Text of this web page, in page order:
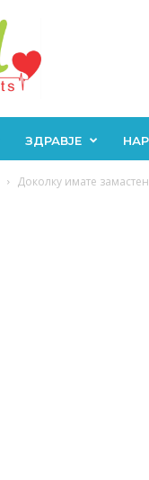
ЗДРАВЈЕ
Доколку имате